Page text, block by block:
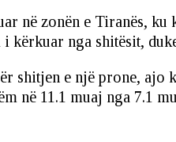
në zonën e Tiranës, ku
kërkuar nga shitësit,
shitjen e një prone,
në 11.1 muaj nga 7.1